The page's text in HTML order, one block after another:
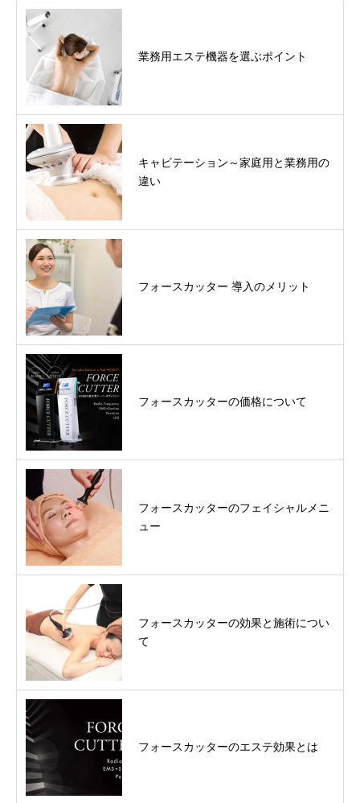
業務用エステ機器を選ぶポイント
キャビテーション～家庭用と業務用の
違い
フォースカッター 導入のメリット
フォースカッターの価格について
フォースカッターのフェイシャルメニ
ュー
フォースカッターの効果と施術につい
て
フォースカッターのエステ効果とは